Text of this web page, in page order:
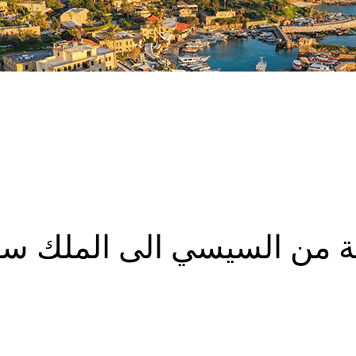
من السيسي الى الملك